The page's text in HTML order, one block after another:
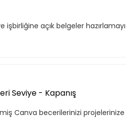
açık belgeler
Seviye - Kapanış
Canva becerilerinizi projelerinize
hem de iş
Basic